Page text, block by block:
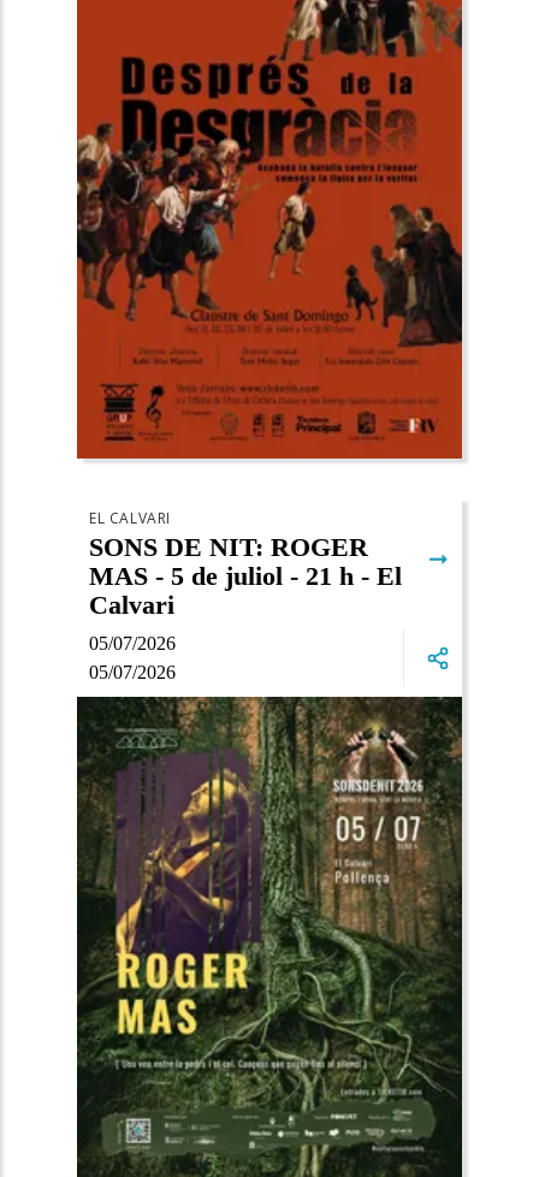
05/07/2026
05/07/2026
EL CALVARI
SONS DE NIT: ROGER
MAS - 5 de juliol - 21 h - El
Calvari
➞